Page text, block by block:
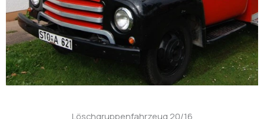
Löschgruppenfahrzeug 20/16